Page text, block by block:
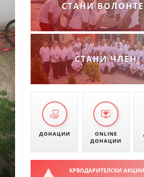
СТАНИ
СТАНИ ЧЛЕН
ДОНАЦИИ
ONLINE
ДОНАЦИИ
КРВОДАРИТЕЛСКИ АКЦИИ